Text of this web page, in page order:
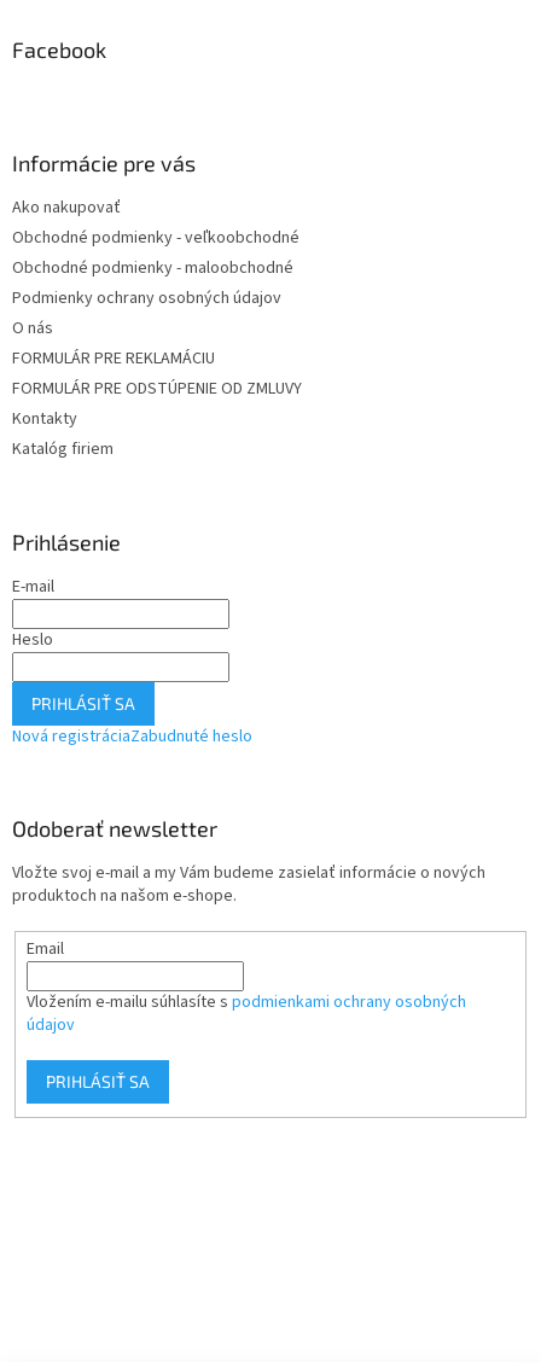
Facebook
Informácie pre vás
Ako nakupovať
Obchodné podmienky - veľkoobchodné
Obchodné podmienky - maloobchodné
Podmienky ochrany osobných údajov
O nás
FORMULÁR PRE REKLAMÁCIU
FORMULÁR PRE ODSTÚPENIE OD ZMLUVY
Kontakty
Katalóg firiem
Prihlásenie
E-mail
Heslo
PRIHLÁSIŤ SA
Nová registráciaZabudnuté heslo
Odoberať newsletter
Vložte svoj e-mail a my Vám budeme zasielať informácie o nových
produktoch na našom e-shope.
Email
Vložením e-mailu súhlasíte s podmienkami ochrany osobných
údajov
PRIHLÁSIŤ SA